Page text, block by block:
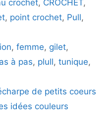
crochet, CROCHET,
, point crochet, Pull,
,femme, gilet,
à pas, plull, tunique,
de petits coeurs
idées couleurs